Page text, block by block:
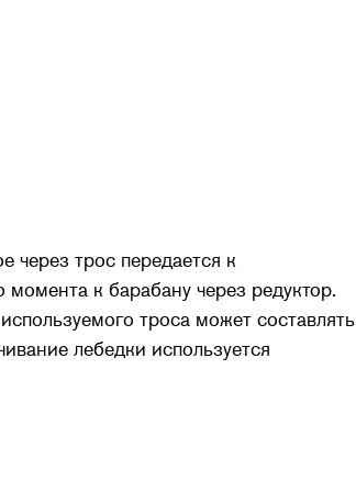
через трос передается к
к барабану через редуктор.
троса может составлять
лебедки используется